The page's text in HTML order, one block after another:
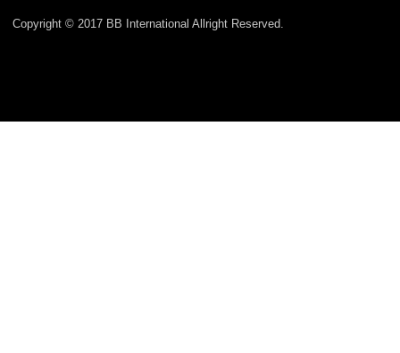
Copyright © 2017 BB International Allright Reserved.